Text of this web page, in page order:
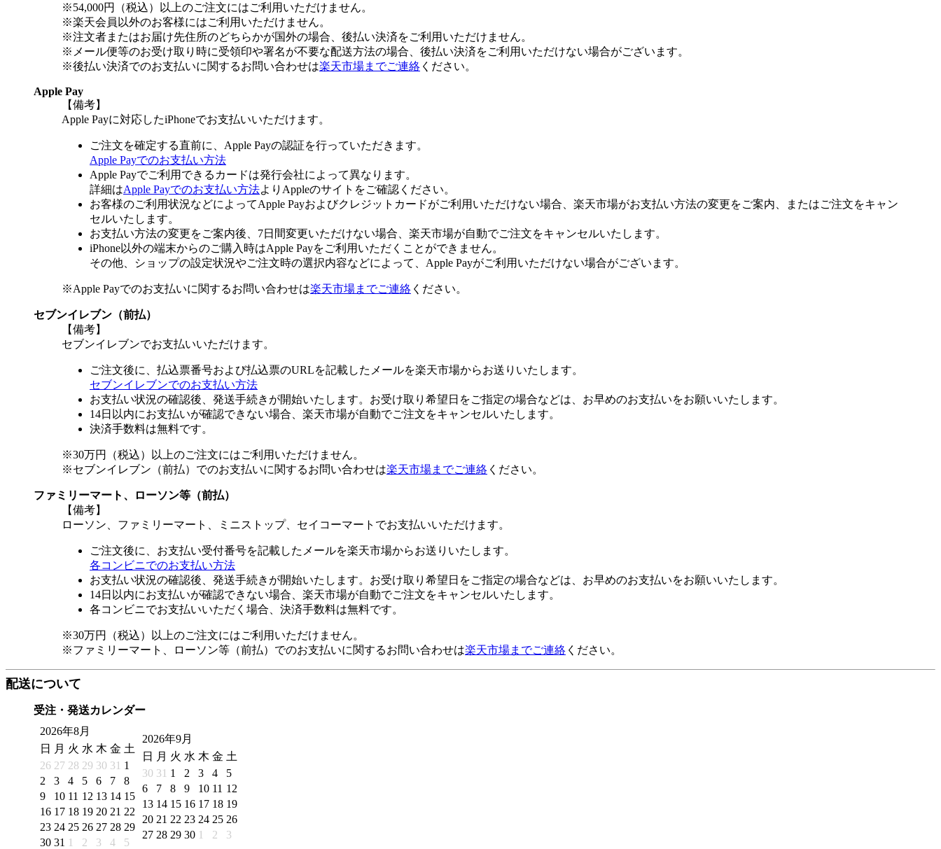
※54,000円（税込）以上のご注文にはご利用いただけません。
※楽天会員以外のお客様にはご利用いただけません。
※注文者またはお届け先住所のどちらかが国外の場合、後払い決済をご利用いただけません。
※メール便等のお受け取り時に受領印や署名が不要な配送方法の場合、後払い決済をご利用いただけない場合がございます。
※後払い決済でのお支払いに関するお問い合わせは楽天市場までご連絡 ください。
Apple Pay
【備考】
Apple Payに対応したiPhoneでお支払いいただけます。
ご注文を確定する直前に、Apple Payの認証を行っていただきます。
Apple Payでのお支払い方法
Apple Payでご利用できるカードは発行会社によって異なります。
詳細はApple Payでのお支払い方法よりAppleのサイトをご確認ください。
お客様のご利用状況などによってApple Payおよびクレジットカードがご利用いただけない場合、楽天市場がお支払い方法の変更をご案内、またはご注文をキャン
セルいたします。
お支払い方法の変更をご案内後、7日間変更いただけない場合、楽天市場が自動でご注文をキャンセルいたします。
iPhone以外の端末からのご購入時はApple Payをご利用いただくことができません。
その他、ショップの設定状況やご注文時の選択内容などによって、Apple Payがご利用いただけない場合がございます。
※Apple Payでのお支払いに関するお問い合わせは楽天市場までご連絡 ください。
セブンイレブン（前払）
【備考】
セブンイレブンでお支払いいただけます。
ご注文後に、払込票番号および払込票のURLを記載したメールを楽天市場からお送りいたします。
セブンイレブンでのお支払い方法
お支払い状況の確認後、発送手続きが開始いたします。お受け取り希望日をご指定の場合などは、お早めのお支払いをお願いいたします。
14日以内にお支払いが確認できない場合、楽天市場が自動でご注文をキャンセルいたします。
決済手数料は無料です。
※30万円（税込）以上のご注文にはご利用いただけません。
※セブンイレブン（前払）でのお支払いに関するお問い合わせは楽天市場までご連絡 ください。
ファミリーマート、ローソン等（前払）
【備考】
ローソン、ファミリーマート、ミニストップ、セイコーマートでお支払いいただけます。
ご注文後に、お支払い受付番号を記載したメールを楽天市場からお送りいたします。
各コンビニでのお支払い方法
お支払い状況の確認後、発送手続きが開始いたします。お受け取り希望日をご指定の場合などは、お早めのお支払いをお願いいたします。
14日以内にお支払いが確認できない場合、楽天市場が自動でご注文をキャンセルいたします。
各コンビニでお支払いいただく場合、決済手数料は無料です。
※30万円（税込）以上のご注文にはご利用いただけません。
※ファミリーマート、ローソン等（前払）でのお支払いに関するお問い合わせは楽天市場までご連絡 ください。
配送について
受注・発送カレンダー
2026年8月
日
月 火 水 木 金 土
26 27 28 29 30 31 1
2
3 4 5 6 7
8
9
10 11 12 13 14 15
16 17 18 19 20 21 22
23 24 25 26 27 28 29
30 31 1 2 3 4 5
2026年9月
日
月 火 水 木 金 土
30 31 1 2 3 4
5
6
7 8 9 10 11 12
13 14 15 16 17 18 19
20 21 22 23 24 25 26
27 28 29 30 1 2 3